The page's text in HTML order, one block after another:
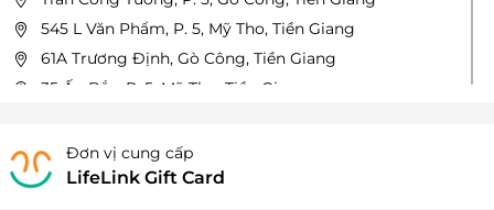
545 L Văn Phẩm, P. 5, Mỹ Tho, Tiền Giang
61A Trương Định, Gò Công, Tiền Giang
35 Ấp Bắc, P. 5, Mỹ Tho, Tiền Giang
Đà Nẵng
165 Nguyễn Văn Thoại, P. An Hải Đông, Quận Sơn
Đơn vị cung cấp
LifeLink Gift Card